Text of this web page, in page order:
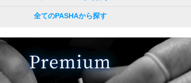
全てのPASHAから探す